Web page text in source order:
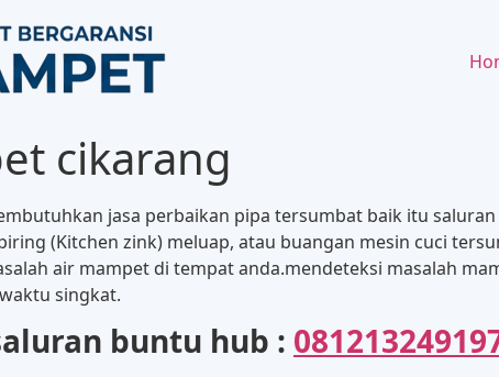
cikarang
jasa perbaikan pipa tersumbat baik itu
(Kitchen zink) meluap, atau buangan mesin cuci
air mampet di tempat anda.mendeteksi masalah
singkat.
buntu hub :